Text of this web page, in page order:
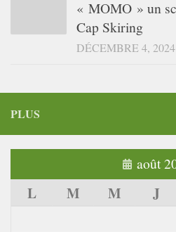
« MOMO » un
Cap Skiring
DÉCEMBRE 4, 2024
PLUS
août
L M M J